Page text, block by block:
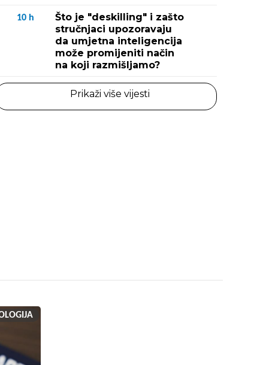
10 h
Što je "deskilling" i zašto
stručnjaci upozoravaju
da umjetna inteligencija
može promijeniti način
na koji razmišljamo?
Prikaži više vijesti